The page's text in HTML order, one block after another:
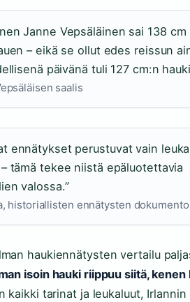
Janne Vepsäläinen sai 138
– eikä se ollut edes reissun
päivänä tuli 127 cm:n
saalis
ennätykset perustuvat vain
tämä tekee niistä epäluotettavia
valossa.”
historiallisten ennätysten
haukiennätysten vertailu
isoin hauki riippuu siitä,
kaikki tarinat ja leukaluut, Irlannin